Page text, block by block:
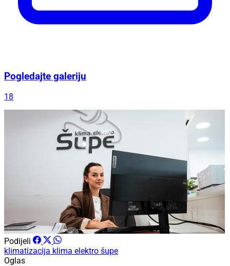
Pogledajte galeriju
18
Podijeli
klimatizacija klima elektro šupe
Oglas